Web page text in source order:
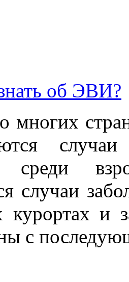
об ЭВИ?
многих
среди
случаи
курортах и
с